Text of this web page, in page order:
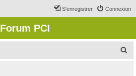
Connexion
S’enregistrer
Forum PCI